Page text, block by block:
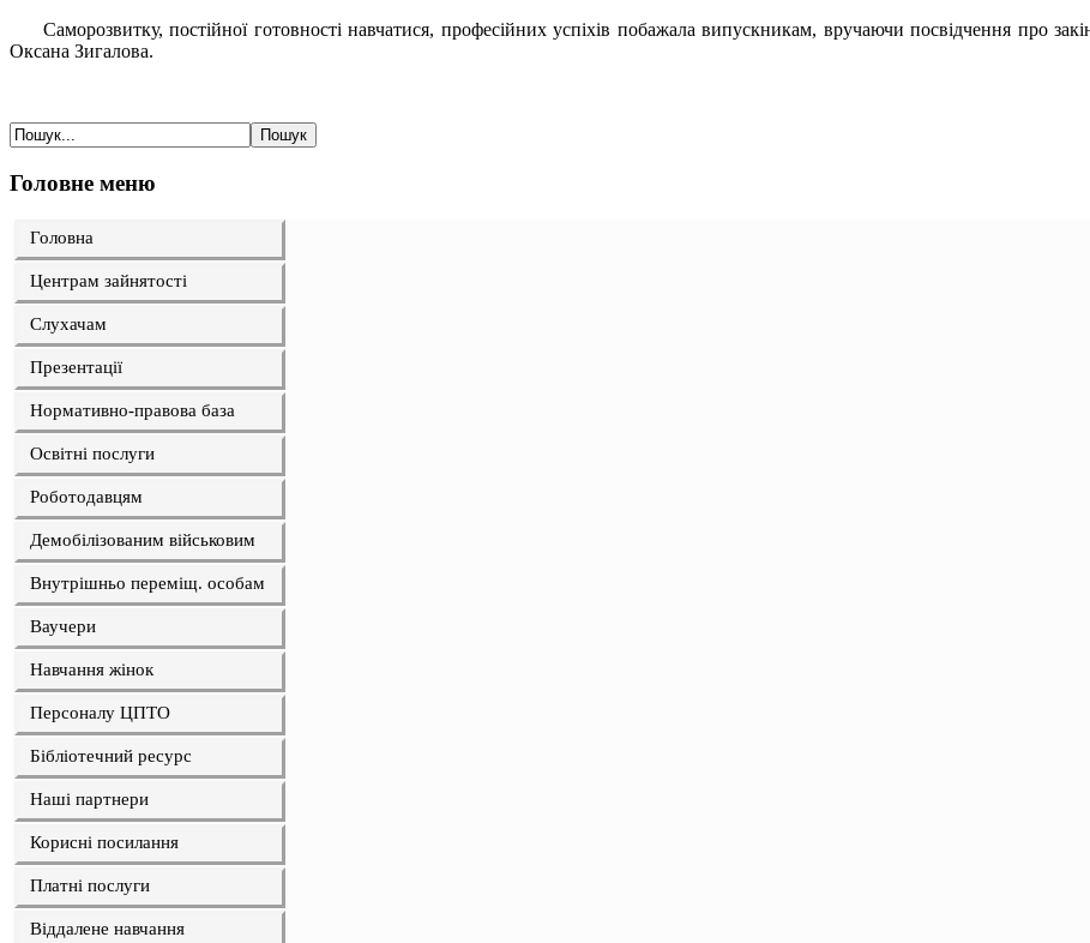
Саморозвитку, постійної готовності навчатися, професійних успіхів побажала випускникам, вручаючи посвідчення про
Оксана Зигалова.
Головне меню
Головна
Центрам зайнятості
Слухачам
Презентації
Нормативно-правова база
Освітні послуги
Роботодавцям
Демобілізованим військовим
Внутрішньо переміщ. особам
Ваучери
Навчання жінок
Персоналу ЦПТО
Бібліотечний ресурс
Наші партнери
Корисні посилання
Платні послуги
Віддалене навчання